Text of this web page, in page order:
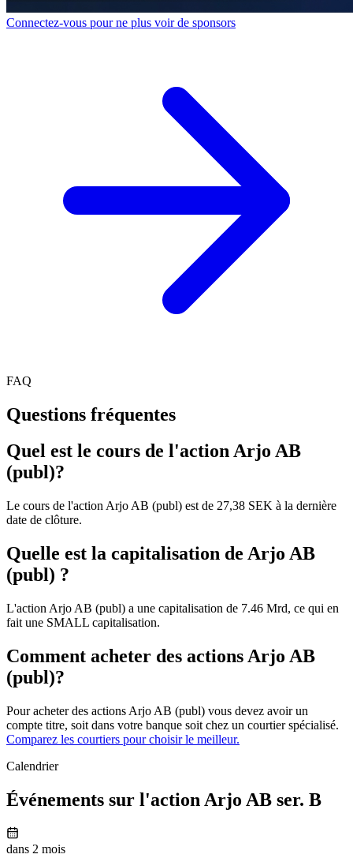
Connectez-vous pour ne plus voir de sponsors
FAQ
Questions fréquentes
Quel est le cours de l'action Arjo AB
(publ)?
Le cours de l'action Arjo AB (publ) est de 27,38 SEK à la dernière
date de clôture.
Quelle est la capitalisation de Arjo AB
(publ) ?
L'action Arjo AB (publ) a une capitalisation de 7.46 Mrd, ce qui en
fait une SMALL capitalisation.
Comment acheter des actions Arjo AB
(publ)?
Pour acheter des actions Arjo AB (publ) vous devez avoir un
compte titre, soit dans votre banque soit chez un courtier spécialisé.
Comparez les courtiers pour choisir le meilleur.
Calendrier
Événements sur l'action Arjo AB ser. B
dans 2 mois